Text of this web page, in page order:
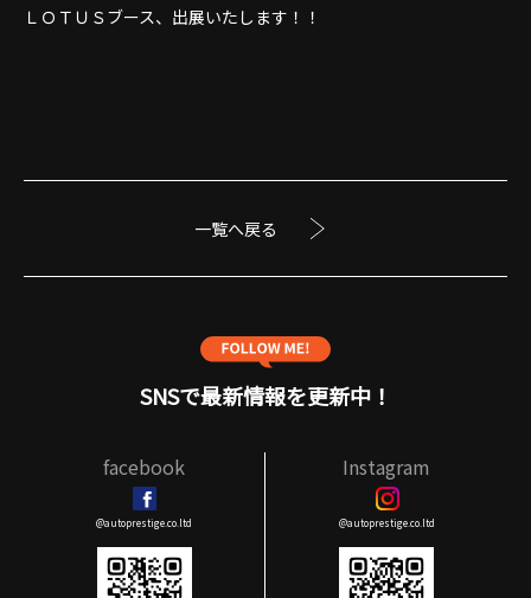
ＬＯＴＵＳブース、出展いたします！！
一覧へ戻る
SNSで最新情報を更新中！
facebook
@autoprestige.co.ltd
Instagram
@autoprestige.co.ltd